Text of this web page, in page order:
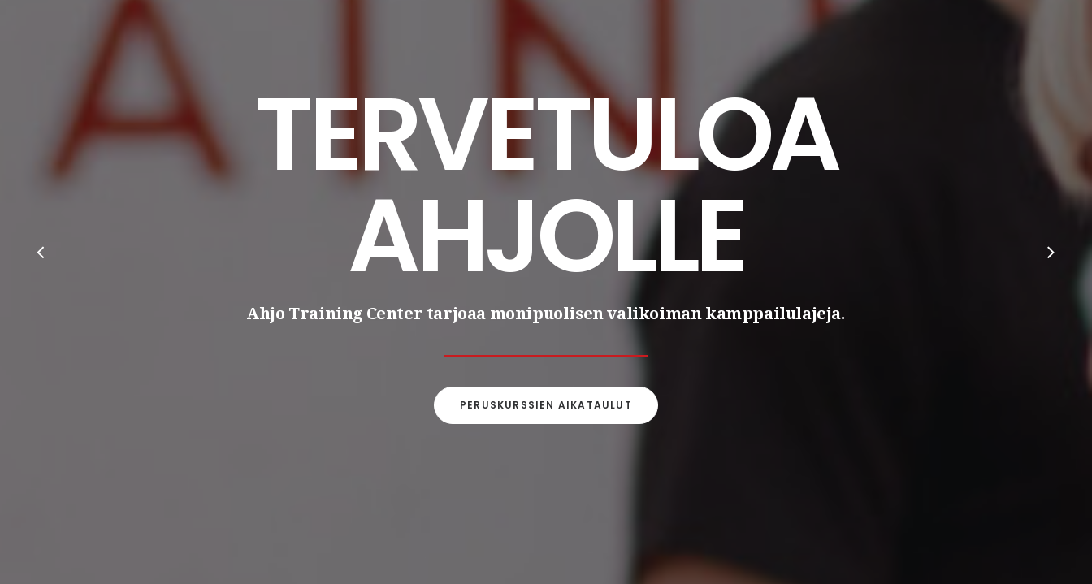
TERVETULOA
AHJOLLE
Ahjo Training Center tarjoaa monipuolisen valikoiman kamppailulajeja.
PERUSKURSSIEN AIKATAULUT